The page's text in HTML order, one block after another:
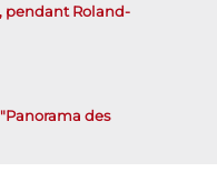
pendant Roland-
des